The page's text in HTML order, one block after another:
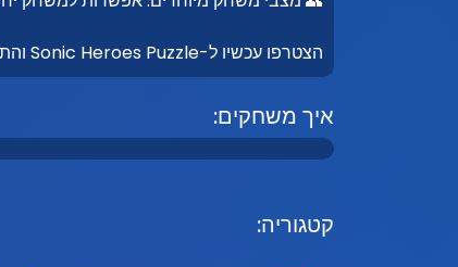
הצטרפו עכשיו ל-Sonic Heroes Puzzle והתחילו להנות מחוויה שלא תשכחו!
איך משחקים:
קטגוריה: